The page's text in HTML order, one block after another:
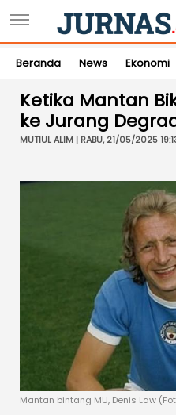
Beranda News Ekonomi
Ketika Mantan
ke Jurang
MUTIUL ALIM | RABU, 21/05/2025
Mantan bintang MU, Denis Law